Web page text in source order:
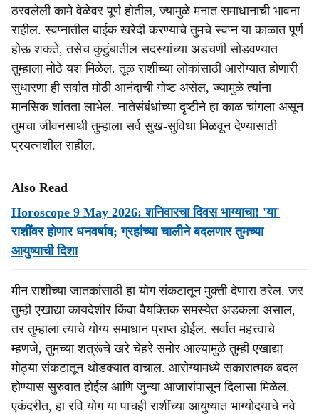
ठरवलेली कामे वेळेवर पूर्ण होतील, ज्यामुळे मनात समाधानाची भावना
राहील. स्वप्नातील बाईक खरेदी करण्याचे तुमचे स्वप्न या काळात पूर्ण
होऊ शकते, तसेच कुटुंबातील सदस्यांच्या अडचणी सोडवण्यात
तुम्हाला मोठे यश मिळेल. तूळ राशीच्या लोकांसाठी आरोग्यात होणारी
सुधारणा ही सर्वात मोठी आनंदाची गोष्ट असेल, ज्यामुळे त्यांना
मानसिक शांतता लाभेल. नातेसंबंधांच्या दृष्टीने हा काळ चांगला असून
तुमचा जीवनसाथी तुम्हाला सर्व सुख-सुविधा मिळवून देण्यासाठी
प्रयत्नशील राहील.
Also Read
Horoscope 9 May 2026: शनिवारचा दिवस भाग्याचा! 'या'
राशींवर होणार धनवर्षाव; ग्रहांच्या चालीने बदलणार तुमच्या
आयुष्याची दिशा
मीन राशीच्या जातकांसाठी हा योग संकटातून मुक्ती देणारा ठरेल. जर
तुम्ही एखाद्या कायदेशीर किंवा वैयक्तिक समस्येत अडकला असाल,
तर तुम्हाला त्याचे योग्य समाधान प्राप्त होईल. सर्वात महत्त्वाचे
म्हणजे, तुमच्या शत्रूंचे खरे चेहरे समोर आल्यामुळे तुम्ही एखाद्या
मोठ्या संकटातून थोडक्यात वाचाल. आरोग्यामध्ये सकारात्मक बदल
होण्यास सुरुवात होईल आणि जुन्या आजारांपासून दिलासा मिळेल.
एकंदरीत, हा रवि योग या पाचही राशींच्या आयुष्यात भाग्योदयाचे नवे